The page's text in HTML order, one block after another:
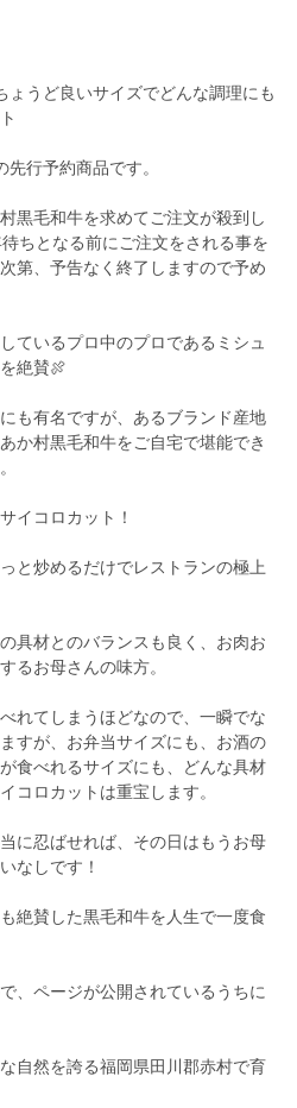
ょうど良いサイズでどんな調理にも
行予約商品です。
黒毛和牛を求めてご注文が殺到し
ちとなる前にご注文をされる事を
第、予告なく終了しますので予め
ているプロ中のプロであるミシュ
絶賛🍖
も有名ですが、あるブランド産地
か村黒毛和牛をご自宅で堪能でき
イコロカット！
と炒めるだけでレストランの極上
具材とのバランスも良く、お肉お
るお母さんの味方。
れてしまうほどなので、一瞬でな
すが、お弁当サイズにも、お酒の
食べれるサイズにも、どんな具材
コロカットは重宝します。
に忍ばせれば、その日はもうお母
なしです！
絶賛した黒毛和牛を人生で一度食
、ページが公開されているうちに
自然を誇る福岡県田川郡赤村で育